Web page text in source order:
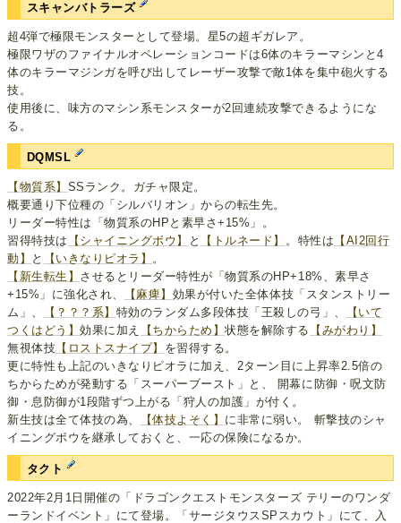
スキャンバトラーズ
超4弾で極限モンスターとして登場。星5の超ギガレア。
極限ワザのファイナルオペレーションコードは6体のキラーマシンと4
体のキラーマジンガを呼び出してレーザー攻撃で敵1体を集中砲火する
技。
使用後に、味方のマシン系モンスターが2回連続攻撃できるようにな
る。
DQMSL
【物質系】 SSランク。ガチャ限定。
概要通り下位種の「シルバリオン」からの転生先。
リーダー特性は「物質系のHPと素早さ+15%」。
習得特技は
【シャイニングボウ】 と 【トルネード】 。特性は 【AI2回行
動】
と 【いきなりピオラ】
。
【新生転生】 させるとリーダー特性が「物質系のHP+18%、素早さ
+15%」に強化され、
【麻痺】 効果が付いた全体体技「スタンストリー
ム」、
【？？？系】 特効のランダム多段体技「王殺しの弓」、
【いて
つくはどう】効果に加え 【ちからため】状態を解除する
【みがわり】
無視体技 【ロストスナイプ】 を習得する。
更に特性も上記のいきなりピオラに加え、2ターン目に上昇率2.5倍の
ちからためが発動する「スーパーブースト」と、 開幕に防御・呪文防
御・息防御が1段階ずつ上がる「狩人の加護」が付く。
新生技は全て体技の為、
【体技よそく】 に非常に弱い。 斬撃技のシャ
イニングボウを継承しておくと、一応の保険になるか。
タクト
2022年2月1日開催の「ドラゴンクエストモンスターズ テリーのワンダ
ーランドイベント」にて登場。「サージタウスSPスカウト」にて、入